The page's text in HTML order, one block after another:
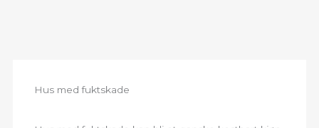
Hus med fuktskade